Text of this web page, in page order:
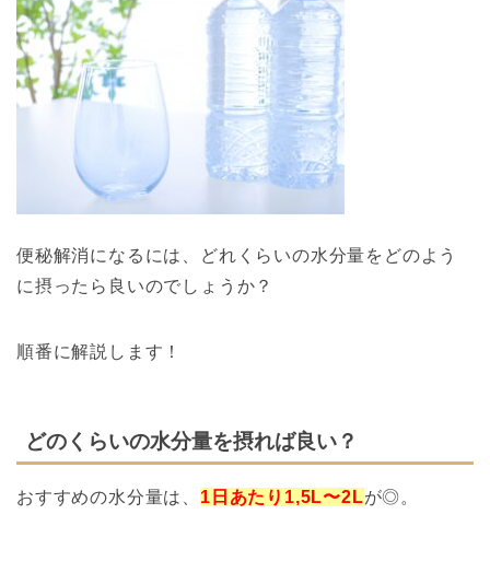
便秘解消になるには、どれくらいの水分量をどのよう
に摂ったら良いのでしょうか？
順番に解説します！
どのくらいの水分量を摂れば良い？
おすすめの水分量は、 1日あたり1,5L〜2Lが◎。